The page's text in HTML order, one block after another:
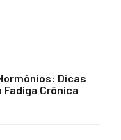
Dicas
Crônica